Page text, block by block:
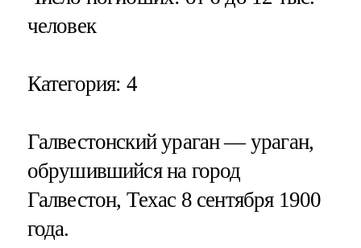
человек
Категория: 4
Галвестонский ураган — ураган,
обрушившийся на город
Галвестон, Техас 8 сентября 1900
года.